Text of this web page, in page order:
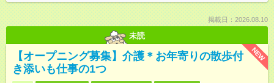
掲載日：2026.08.10
未読
NEW
【オープニング募集】介護＊お年寄りの散歩付
き添いも仕事の1つ